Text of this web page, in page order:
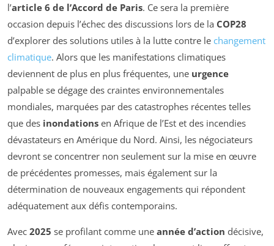
l’article 6 de l’Accord de Paris. Ce sera la première
occasion depuis l’échec des discussions lors de la COP28
d’explorer des solutions utiles à la lutte contre le changement
climatique. Alors que les manifestations climatiques
deviennent de plus en plus fréquentes, une urgence
palpable se dégage des craintes environnementales
mondiales, marquées par des catastrophes récentes telles
que des inondations en Afrique de l’Est et des incendies
dévastateurs en Amérique du Nord. Ainsi, les négociateurs
devront se concentrer non seulement sur la mise en œuvre
de précédentes promesses, mais également sur la
détermination de nouveaux engagements qui répondent
adéquatement aux défis contemporains.
Avec 2025 se profilant comme une année d’action décisive,